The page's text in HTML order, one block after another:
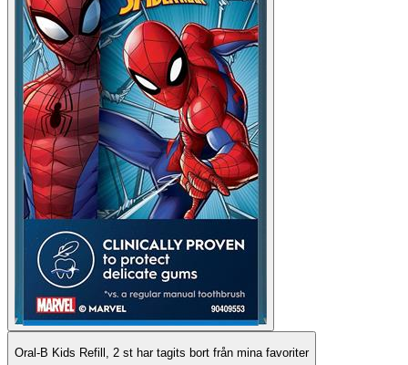
Oral-B Kids Refill, 2 st har tagits bort från mina favoriter